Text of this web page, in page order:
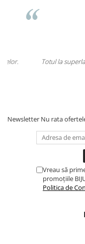
Totul la superlativ!
Newsletter Nu rata
Vreau să
promoțiile
Politica de